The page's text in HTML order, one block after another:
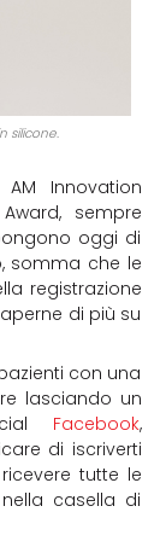
silicone.
Innovation
sempre
oggi di
somma che le
registrazione
di più su
con una
lasciando un
Facebook,
di iscriverti
tutte le
casella di